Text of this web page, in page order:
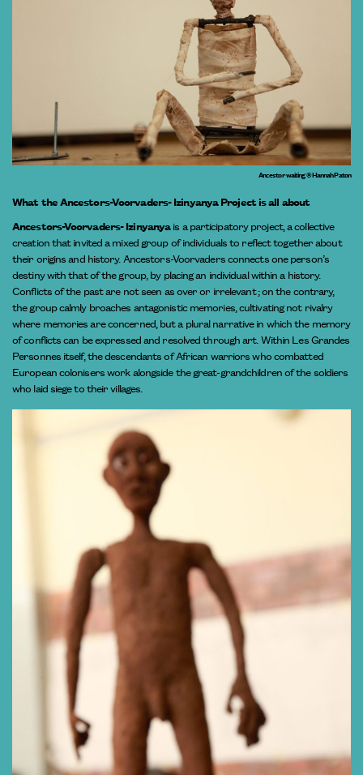
Ancestor waiting © Hannah Paton
What the Ancestors-Voorvaders- Izinyanya Project is all about
Ancestors-Voorvaders- Izinyanyais a participatory project, a collective
creation that invited a mixed group of individuals to reflect together about
their origins and history. Ancestors-Voorvaders connects one person’s
destiny with that of the group, by placing an individual within a history.
Conflicts of the past are not seen as over or irrelevant ; on the contrary,
the group calmly broaches antagonistic memories, cultivating not rivalry
where memories are concerned, but a plural narrative in which the memory
of conflicts can be expressed and resolved through art. Within Les Grandes
Personnes itself, the descendants of African warriors who combatted
European colonisers work alongside the great-grandchildren of the soldiers
who laid siege to their villages.